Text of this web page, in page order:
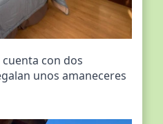
con dos
unos amaneceres